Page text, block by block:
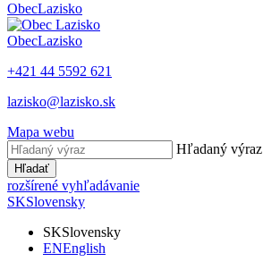
ObecLazisko
ObecLazisko
+421 44 5592 621
lazisko@lazisko.sk
Mapa webu
Hľadaný výraz
Hľadať
rozšírené vyhľadávanie
SKSlovensky
SKSlovensky
ENEnglish